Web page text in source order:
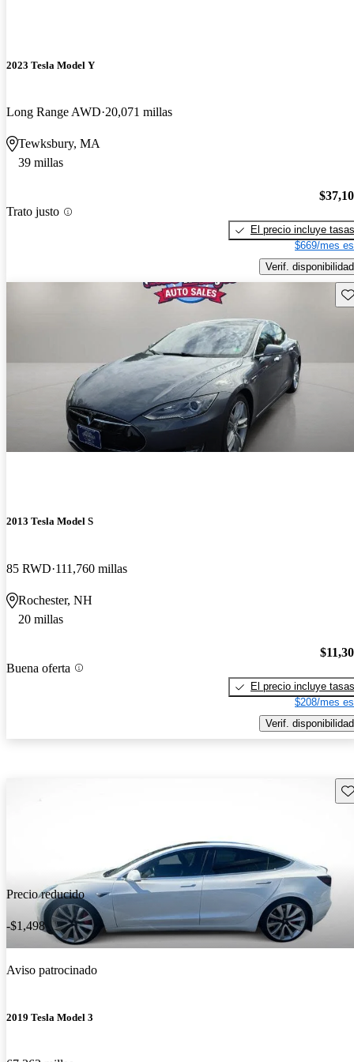
2023 Tesla Model Y
Long Range AWD 20,071 millas
Tewksbury, MA
39 millas
Trato justo
El precio incluye tasas
$669/mes
Verif. disponibilidad
2013 Tesla Model S
85 RWD 111,760 millas
Rochester, NH
20 millas
Buena oferta
El precio incluye tasas
$208/mes
Verif. disponibilidad
Precio reducido
-$1,498
Aviso patrocinado
2019 Tesla Model 3